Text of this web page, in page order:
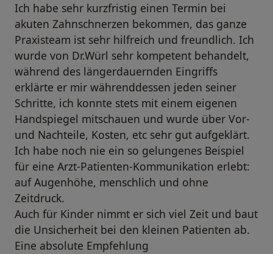
Ich habe sehr kurzfristig einen Termin bei
akuten Zahnschnerzen bekommen, das ganze
Praxisteam ist sehr hilfreich und freundlich. Ich
wurde von Dr.Würl sehr kompetent behandelt,
während des längerdauernden Eingriffs
erklärte er mir währenddessen jeden seiner
Schritte, ich konnte stets mit einem eigenen
Handspiegel mitschauen und wurde über Vor-
und Nachteile, Kosten, etc sehr gut aufgeklärt.
Ich habe noch nie ein so gelungenes Beispiel
für eine Arzt-Patienten-Kommunikation erlebt:
auf Augenhöhe, menschlich und ohne
Zeitdruck.
Auch für Kinder nimmt er sich viel Zeit und baut
die Unsicherheit bei den kleinen Patienten ab.
Eine absolute Empfehlung